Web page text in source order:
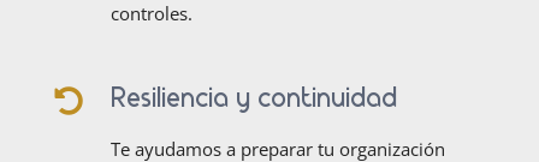
controles.
 Resiliencia y continuidad
Te ayudamos a preparar tu organización